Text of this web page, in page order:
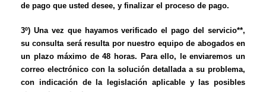
de pago que usted desee, y finalizar el proceso de pago.
3º) Una vez que hayamos verificado el pago del servicio**,
su consulta será resulta por nuestro equipo de abogados en
un plazo máximo de 48 horas. Para ello, le enviaremos un
correo electrónico con la solución detallada a su problema,
con indicación de la legislación aplicable y las posibles